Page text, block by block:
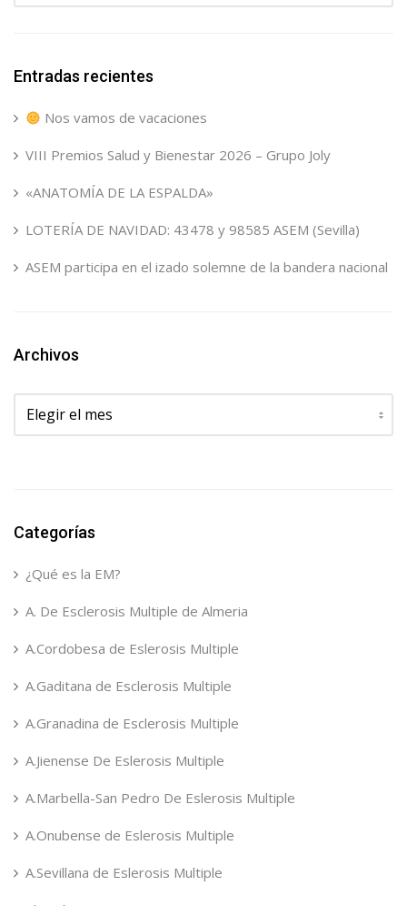
Entradas recientes
Nos vamos de vacaciones
VIII Premios Salud y Bienestar 2026 – Grupo Joly
«ANATOMÍA DE LA ESPALDA»
LOTERÍA DE NAVIDAD: 43478 y 98585 ASEM (Sevilla)
ASEM participa en el izado solemne de la bandera nacional
Archivos
Archivos
Categorías
¿Qué es la EM?
A. De Esclerosis Multiple de Almeria
A.Cordobesa de Eslerosis Multiple
A.Gaditana de Esclerosis Multiple
A.Granadina de Esclerosis Multiple
A.Jienense De Eslerosis Multiple
A.Marbella-San Pedro De Eslerosis Multiple
A.Onubense de Eslerosis Multiple
A.Sevillana de Eslerosis Multiple